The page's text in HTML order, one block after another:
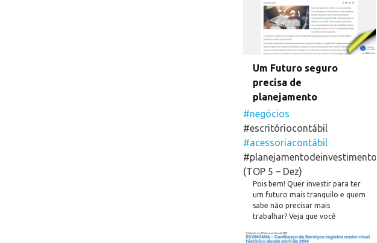
#acessoriacontábil
#eficiênciacontábil
Um Futuro seguro
precisa de
planejamento
#negócios
#escritóriocontábil
#acessoriacontábil
#planejamentodeinvestimentos
(TOP 5 – Dez)
Pois bem! Quer investir para ter
um futuro mais tranquilo e quem
sabe não precisar mais
trabalhar? Veja que você